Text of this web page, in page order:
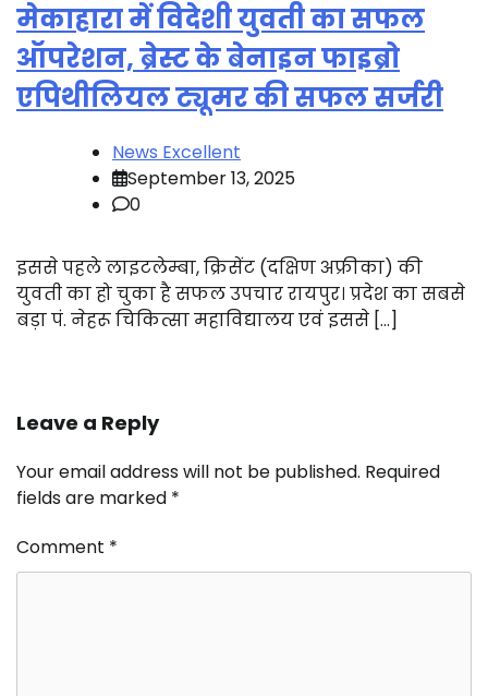
मेकाहारा में विदेशी युवती का सफल
ऑपरेशन, ब्रेस्ट के बेनाइन फाइब्रो
एपिथीलियल ट्यूमर की सफल सर्जरी
News Excellent
September 13, 2025
0
इससे पहले लाइटलेम्बा, क्रिसेंट (दक्षिण अफ्रीका) की
युवती का हो चुका है सफल उपचार रायपुर। प्रदेश का सबसे
बड़ा पं. नेहरू चिकित्सा महाविद्यालय एवं इससे […]
Leave a Reply
Your email address will not be published. Required
fields are marked *
Comment *